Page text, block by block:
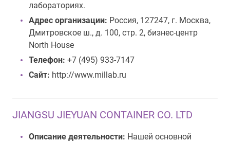
лабораториях.
Адрес организации: Россия, 127247, г. Москва,
Дмитровское ш., д. 100, стр. 2, бизнес-центр
North House
Телефон: +7 (495) 933-7147
Сайт: http://www.millab.ru
JIANGSU JIEYUAN CONTAINER CO. LTD
Описание деятельности: Нашей основной